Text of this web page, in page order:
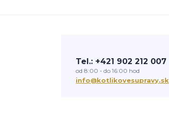
Tel.: +421 902 212 007
od 8:00 - do 16:00 hod
info@kotlikovesupravy.sk